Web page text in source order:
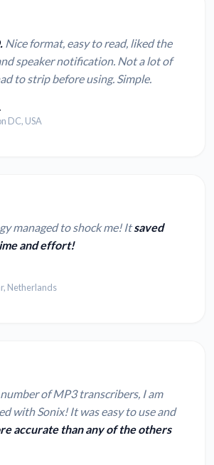
Nice format, easy to read, liked the
speaker notification. Not a lot of
to strip before using. Simple.
DC, USA
managed to shock me! Itsaved
and effort!
Netherlands
of MP3 transcribers, I am
with Sonix! It was easy to use and
accurate than any of the others